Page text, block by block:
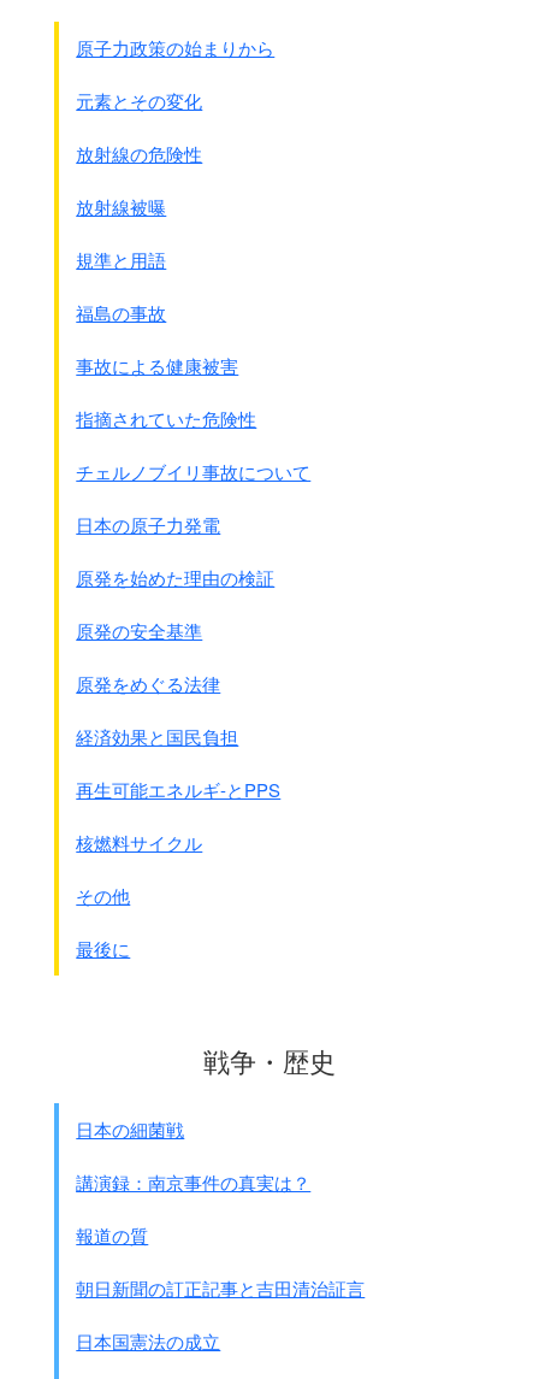
この9条の解釈では
｢戦力を保持しない」となっています。
ですから自衛隊の存在も憲法違反となります。
しかし現実に自衛隊は存在し多くの国民が認めているので、
国民の悩むところで、長いこと議論が続いています。
自衛隊の存在に関して憲法をどのように解釈するか？
す。
る。
。
実です。
◎自衛隊は憲法9条第2項で定める戦力ではない
◎最小限度の範囲内だから、その範囲内なら核兵器も憲法
注：1978年3月11日、参議院予算委員会での真田法制局
→自衛の為の必要最小限度を越えない実力を保持す
憲法9条第2項によっても禁止されておらず
限り、
これを保有することは同項の禁ずるものではない
憲法解釈とは
す。
◎日本が実力(武力)を行使するのは
ところが安倍政権ではさらにこの解釈を拡大する方向です。
憲法違反と云う矛盾を
そのままにしたまま自衛隊を認めているのが現状
そして国民も｢国を守るための最小限度の実力組織｣
つまり自衛隊は憲法上矛盾があるから拡大した行動を取れな
国の防衛のみにしか動けない。
す。
災害救助等の自衛隊の活動も歓迎しているのです。
原子力政策の始まりから
元素とその変化
放射線の危険性
放射線被曝
規準と用語
福島の事故
事故による健康被害
指摘されていた危険性
チェルノブイリ事故について
日本の原子力発電
原発を始めた理由の検証
原発の安全基準
原発をめぐる法律
経済効果と国民負担
再生可能エネルギ-とPPS
核燃料サイクル
その他
最後に
戦争・歴史
日本の細菌戦
講演録：南京事件の真実は？
報道の質
朝日新聞の訂正記事と吉田清治証言
日本国憲法の成立